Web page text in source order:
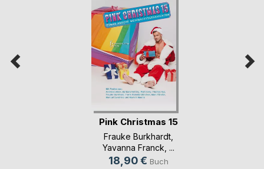
Pink Christmas 15
Frauke Burkhardt,
Yavanna Franck , ...
18,90 € Buch